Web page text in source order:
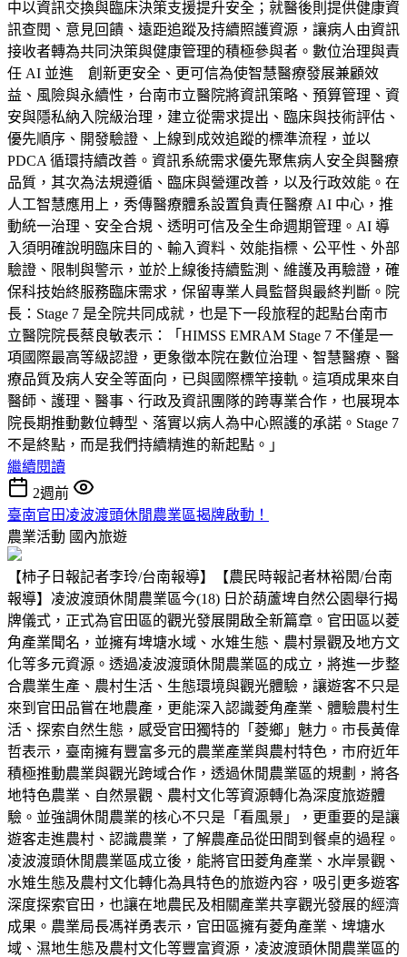
中以資訊交換與臨床決策支援提升安全；就醫後則提供健康資
訊查閱、意見回饋、遠距追蹤及持續照護資源，讓病人由資訊
接收者轉為共同決策與健康管理的積極參與者。數位治理與責
任 AI 並進 創新更安全、更可信為使智慧醫療發展兼顧效
益、風險與永續性，台南市立醫院將資訊策略、預算管理、資
安與隱私納入院級治理，建立從需求提出、臨床與技術評估、
優先順序、開發驗證、上線到成效追蹤的標準流程，並以
PDCA 循環持續改善。資訊系統需求優先聚焦病人安全與醫療
品質，其次為法規遵循、臨床與營運改善，以及行政效能。在
人工智慧應用上，秀傳醫療體系設置負責任醫療 AI 中心，推
動統一治理、安全合規、透明可信及全生命週期管理。AI 導
入須明確說明臨床目的、輸入資料、效能指標、公平性、外部
驗證、限制與警示，並於上線後持續監測、維護及再驗證，確
保科技始終服務臨床需求，保留專業人員監督與最終判斷。院
長：Stage 7 是全院共同成就，也是下一段旅程的起點台南市
立醫院院長蔡良敏表示：「HIMSS EMRAM Stage 7 不僅是一
項國際最高等級認證，更象徵本院在數位治理、智慧醫療、醫
療品質及病人安全等面向，已與國際標竿接軌。這項成果來自
醫師、護理、醫事、行政及資訊團隊的跨專業合作，也展現本
院長期推動數位轉型、落實以病人為中心照護的承諾。Stage 7
不是終點，而是我們持續精進的新起點。」
繼續閱讀
2週前
臺南官田凌波渡頭休閒農業區揭牌啟動！
農業活動 國內旅遊
【柿子日報記者李玲/台南報導】【農民時報記者林裕閎/台南
報導】凌波渡頭休閒農業區今(18) 日於葫蘆埤自然公園舉行揭
牌儀式，正式為官田區的觀光發展開啟全新篇章。官田區以菱
角產業聞名，並擁有埤塘水域、水雉生態、農村景觀及地方文
化等多元資源。透過凌波渡頭休閒農業區的成立，將進一步整
合農業生產、農村生活、生態環境與觀光體驗，讓遊客不只是
來到官田品嘗在地農產，更能深入認識菱角產業、體驗農村生
活、探索自然生態，感受官田獨特的「菱鄉」魅力。市長黃偉
哲表示，臺南擁有豐富多元的農業產業與農村特色，市府近年
積極推動農業與觀光跨域合作，透過休閒農業區的規劃，將各
地特色農業、自然景觀、農村文化等資源轉化為深度旅遊體
驗。並強調休閒農業的核心不只是「看風景」，更重要的是讓
遊客走進農村、認識農業，了解農產品從田間到餐桌的過程。
凌波渡頭休閒農業區成立後，能將官田菱角產業、水岸景觀、
水雉生態及農村文化轉化為具特色的旅遊內容，吸引更多遊客
深度探索官田，也讓在地農民及相關產業共享觀光發展的經濟
成果。農業局長馮祥勇表示，官田區擁有菱角產業、埤塘水
域、濕地生態及農村文化等豐富資源，凌波渡頭休閒農業區的